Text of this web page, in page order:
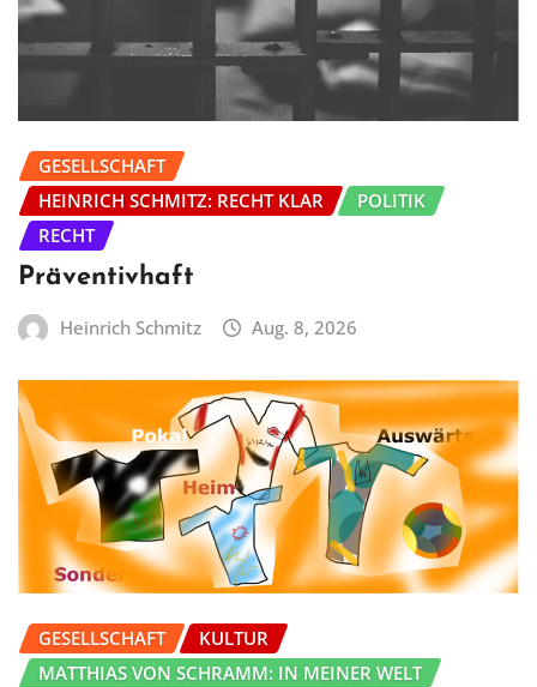
GESELLSCHAFT
HEINRICH SCHMITZ: RECHT KLAR
POLITIK
RECHT
Präventivhaft
Heinrich Schmitz Aug. 8, 2026
GESELLSCHAFT
KULTUR
MATTHIAS VON SCHRAMM: IN MEINER WELT